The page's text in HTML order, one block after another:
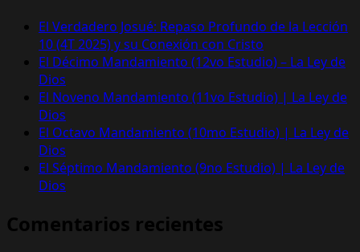
El Verdadero Josué: Repaso Profundo de la Lección
10 (4T 2025) y su Conexión con Cristo
El Décimo Mandamiento (12vo Estudio) – La Ley de
Dios
El Noveno Mandamiento (11vo Estudio) | La Ley de
Dios
El Octavo Mandamiento (10mo Estudio) | La Ley de
Dios
El Séptimo Mandamiento (9no Estudio) | La Ley de
Dios
Comentarios recientes